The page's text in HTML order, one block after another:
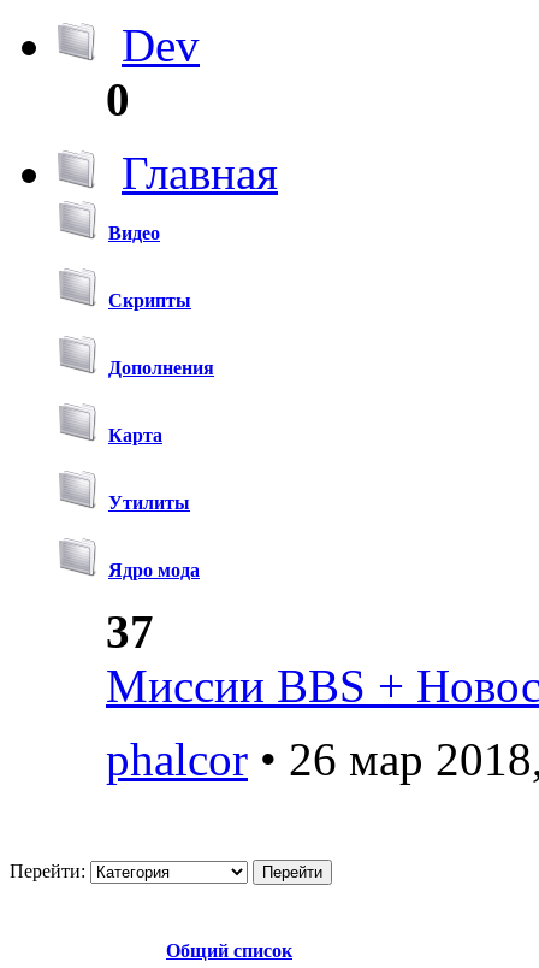
Dev
0
Главная
Видео
Скрипты
Дополнения
Карта
Утилиты
Ядро мода
37
Миссии BBS +
phalcor • 26 мар
Перейти:
Общий список